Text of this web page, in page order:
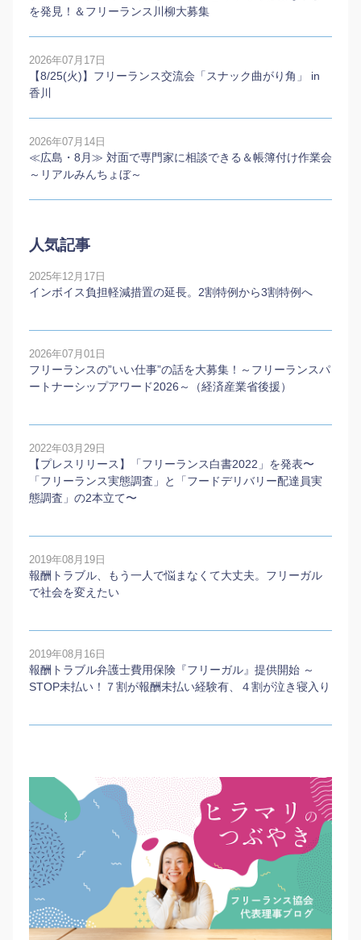
を発見！＆フリーランス川柳大募集
2026年07月17日
【8/25(火)】フリーランス交流会「スナック曲がり角」 in
香川
2026年07月14日
≪広島・8月≫ 対面で専門家に相談できる＆帳簿付け作業会
～リアルみんちょぼ～
人気記事
2025年12月17日
インボイス負担軽減措置の延長。2割特例から3割特例へ
2026年07月01日
フリーランスの”いい仕事”の話を大募集！～フリーランスパ
ートナーシップアワード2026～（経済産業省後援）
2022年03月29日
【プレスリリース】「フリーランス白書2022」を発表〜
「フリーランス実態調査」と「フードデリバリー配達員実
態調査」の2本⽴て〜
2019年08月19日
報酬トラブル、もう一人で悩まなくて大丈夫。フリーガル
で社会を変えたい
2019年08月16日
報酬トラブル弁護士費用保険『フリーガル』提供開始 ～
STOP未払い！７割が報酬未払い経験有、４割が泣き寝入り